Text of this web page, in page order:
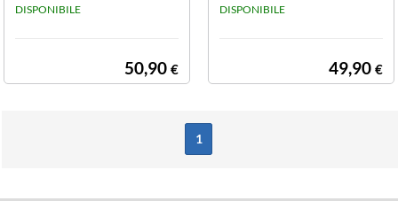
DISPONIBILE
50,90 €
DISPONIBILE
49,90 €
1